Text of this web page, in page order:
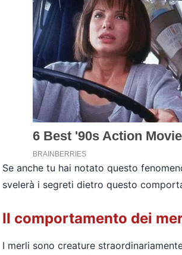
Se anche tu hai notato questo
svelerà i segreti dietro questo
Il comportamento dei
I merli sono creature